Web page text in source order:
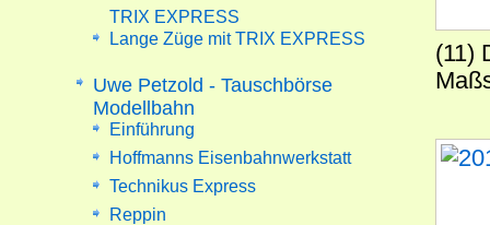
(11)
TRIX EXPRESS
Lange Züge mit TRIX EXPRESS
Uwe Petzold - Tauschbörse
Modellbahn
Einführung
Hoffmanns Eisenbahnwerkstatt
Technikus Express
Reppin